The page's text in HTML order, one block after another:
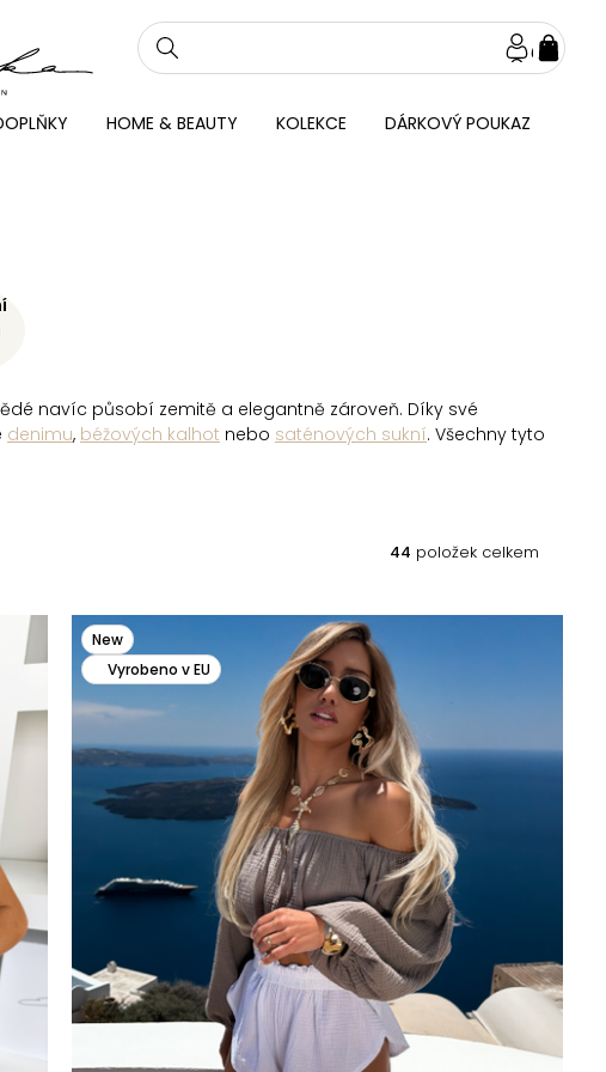
HOME & BEAUTY KOLEKCE DÁRKOVÝ POUKAZ
navíc působí zemitě a elegantně zároveň. Díky své
denimu, béžových kalhot nebo saténových sukní. Všechny tyto
44 položek celkem
New
Vyrobeno v EU